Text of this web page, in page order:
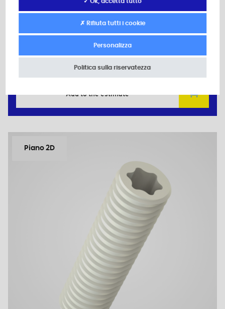
Colore: neutro
L: 8,0
Quantità minima di vendita : 5000
Add to the estimate
Piano 2D
✗ Rifiuta tutti i cookie
Personalizza
Politica sulla riservatezza